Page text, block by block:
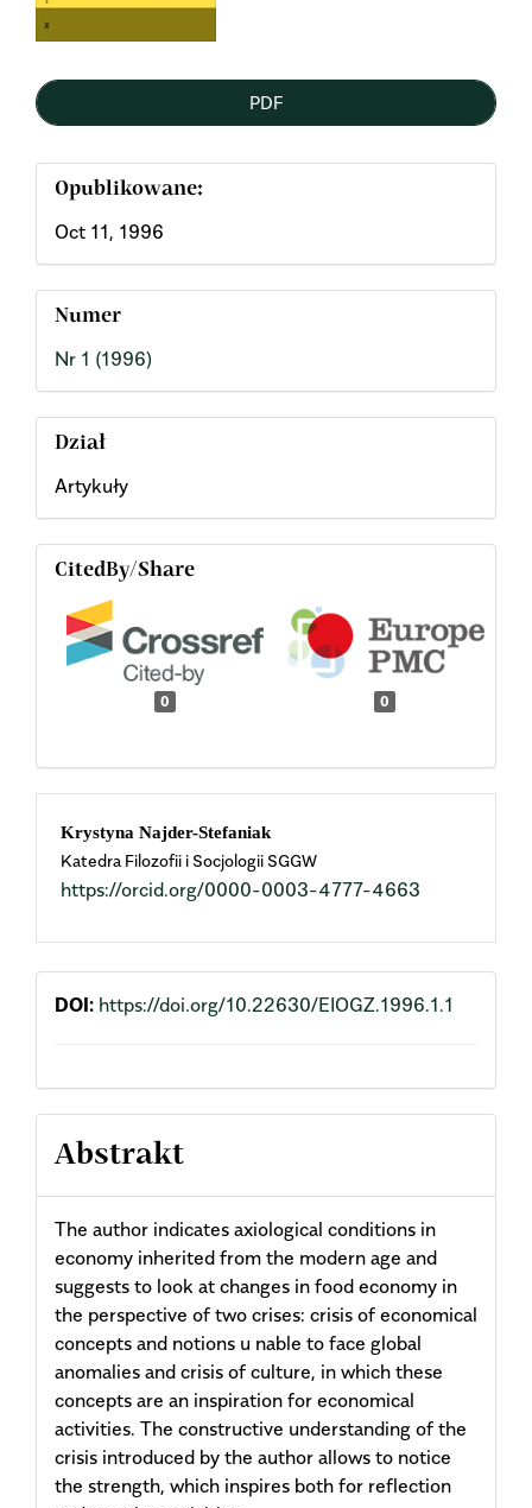
PDF
Opublikowane:
Oct 11, 1996
Numer
Nr 1 (1996)
Dział
Artykuły
CitedBy/Share
0 0
Main
Article
Content
Krystyna Najder-Stefaniak
Katedra Filozofii i Socjologii SGGW
https://orcid.org/0000-0003-4777-4663
DOI: https://doi.org/10.22630/EIOGZ.1996.1.1
Abstrakt
The author indicates axiological conditions in
economy inherited from the modern age and
suggests to look at changes in food economy in
the perspective of two crises: crisis of economical
concepts and notions u nable to face global
anomalies and crisis of culture, in which these
concepts are an inspiration for economical
activities. The constructive understanding of the
crisis introduced by the author allows to notice
the strength, which inspires both for reflection